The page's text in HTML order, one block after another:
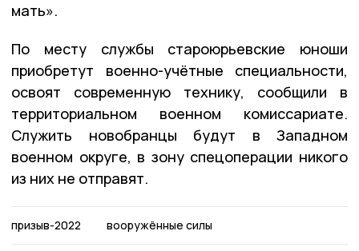
мать».
По месту службы староюрьевские юноши
приобретут военно-учётные специальности,
освоят современную технику, сообщили в
территориальном военном комиссариате.
Служить новобранцы будут в Западном
военном округе, в зону спецоперации никого
из них не отправят.
призыв-2022 вооружённые силы